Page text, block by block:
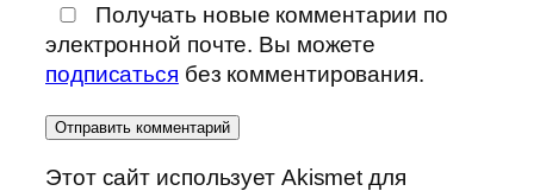
Получать новые комментарии по
электронной почте. Вы можете
подписаться без комментирования.
Этот сайт использует Akismet для